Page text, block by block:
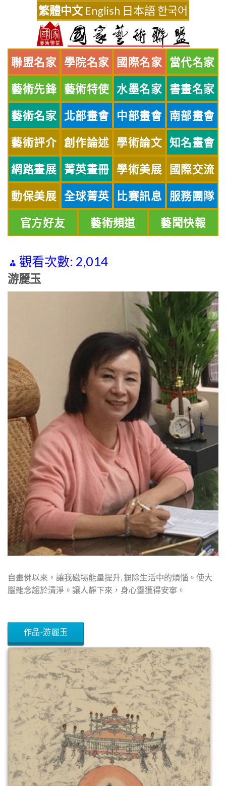
繁體中文 English 日本語한국어
聯盟名家 學院名家 國際名家 當代名家
藝術先鋒 藝術特使 水墨名家 書畫名家
藝術名家 北部畫會 中部畫會 南部畫會
藝術評介 創作論述 學術論文 知名畫會
網路畫展 菁英畫冊 學術美展 國際交流
動保美展 全球菁英 比賽訊息 服務團隊
官方好友 藝術頻道 藝聞快報
觀看次數: 2,014
游麗玉
自畫佛以來，讓我磁場能量提升, 摒除生活中的煩惱。使大
腦雜念趨於清淨。讓人靜下來，身心靈獲得安寧。
作品-游麗玉